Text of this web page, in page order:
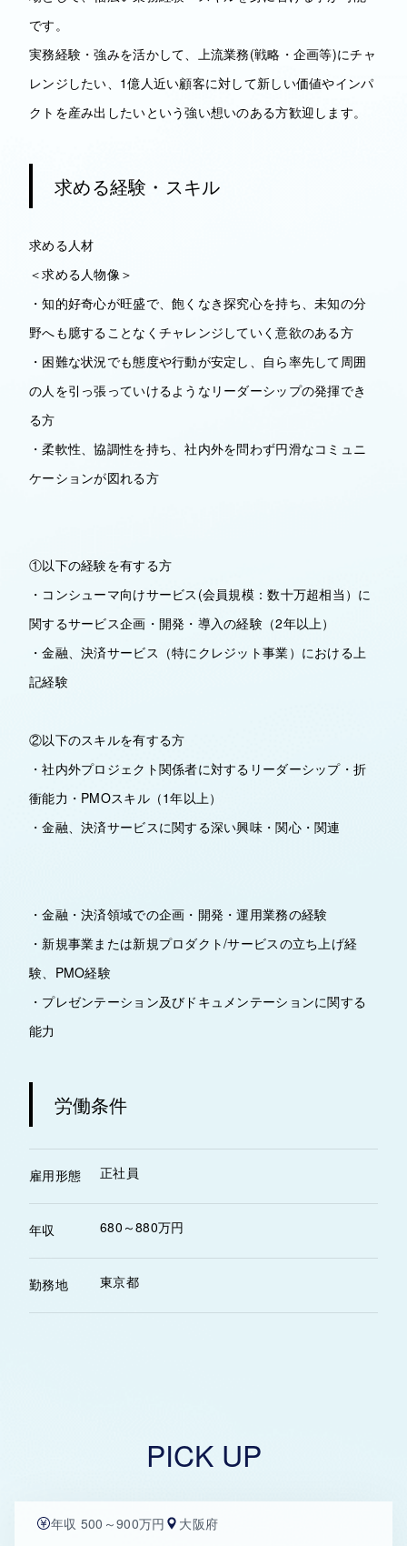
です。
実務経験・強みを活かして、上流業務(戦略・企画等)にチャ
レンジしたい、1億人近い顧客に対して新しい価値やインパ
クトを産み出したいという強い想いのある方歓迎します。
求める経験・スキル
求める人材
＜求める人物像＞
・知的好奇心が旺盛で、飽くなき探究心を持ち、未知の分
野へも臆することなくチャレンジしていく意欲のある方
・困難な状況でも態度や行動が安定し、自ら率先して周囲
の人を引っ張っていけるようなリーダーシップの発揮でき
る方
・柔軟性、協調性を持ち、社内外を問わず円滑なコミュニ
ケーションが図れる方
①以下の経験を有する方
・コンシューマ向けサービス(会員規模：数十万超相当）に
関するサービス企画・開発・導入の経験（2年以上）
・金融、決済サービス（特にクレジット事業）における上
記経験
②以下のスキルを有する方
・社内外プロジェクト関係者に対するリーダーシップ・折
衝能力・PMOスキル（1年以上）
・金融、決済サービスに関する深い興味・関心・関連
・金融・決済領域での企画・開発・運用業務の経験
・新規事業または新規プロダクト/サービスの立ち上げ経
験、PMO経験
・プレゼンテーション及びドキュメンテーションに関する
能力
労働条件
雇用形態 正社員
年収 680～880万円
勤務地 東京都
PICK UP
年収 500～900万円 大阪府